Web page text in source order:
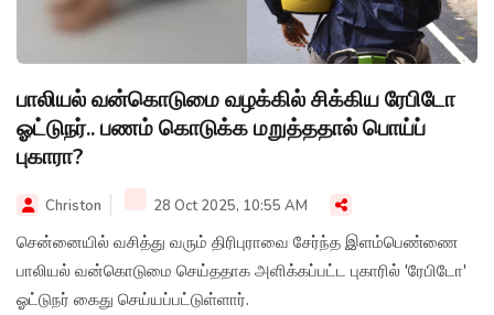
பாலியல் வன்கொடுமை வழக்கில் சிக்கிய ரேபிடோ
ஓட்டுநர்.. பணம் கொடுக்க மறுத்ததால் பொய்ப்
புகாரா?
Christon 28 Oct 2025, 10:55 AM
சென்னையில் வசித்து வரும் திரிபுராவை சேர்ந்த இளம்பெண்ணை
பாலியல் வன்கொடுமை செய்ததாக அளிக்கப்பட்ட புகாரில் 'ரேபிடோ'
ஓட்டுநர் கைது செய்யப்பட்டுள்ளார்.